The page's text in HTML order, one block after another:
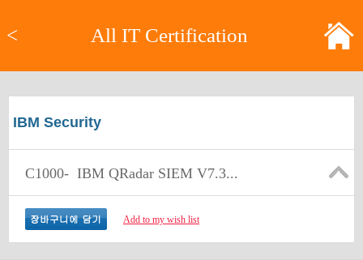
< All IT Certification
IBM Security
C1000- IBM QRadar SIEM V7.3...
Add to my wish list